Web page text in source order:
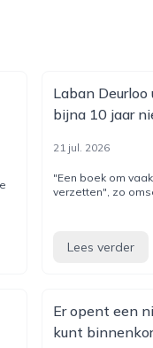
Laban
bijna 10 jaar
21 jul. 2026
"Een boek om
verzetten", zo
Lees verder
Er opent een
kunt